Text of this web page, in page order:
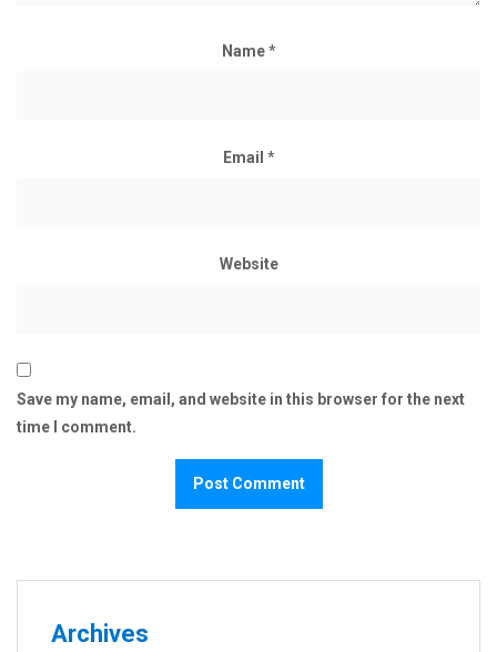
Name*
Email *
Website
Save my name, email, and website in this browser for the next
time I comment.
Archives